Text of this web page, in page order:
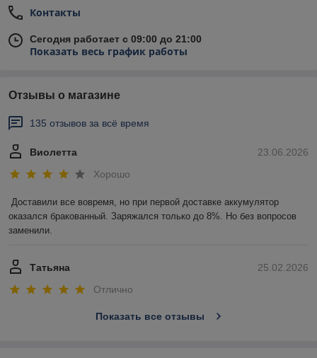
Контакты
Сегодня работает с 09:00 до 21:00
Показать весь график работы
Отзывы о магазине
135 отзывов за всё время
23.06.2026
Виолетта
Хорошо
Доставили все вовремя, но при первой доставке аккумулятор
оказался бракованный. Заряжался только до 8%. Но без вопросов
заменили.
25.02.2026
Татьяна
Отлично
Показать все отзывы